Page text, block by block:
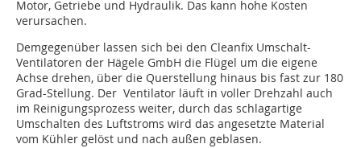
Motor, Getriebe und Hydraulik. Das kann hohe Kosten
verursachen.
Demgegenüber lassen sich bei den Cleanfix Umschalt-
Ventilatoren der Hägele GmbH die Flügel um die eigene
Achse drehen, über die Querstellung hinaus bis fast zur 180
Grad-Stellung. Der Ventilator läuft in voller Drehzahl auch
im Reinigungsprozess weiter, durch das schlagartige
Umschalten des Luftstroms wird das angesetzte Material
vom Kühler gelöst und nach außen geblasen.